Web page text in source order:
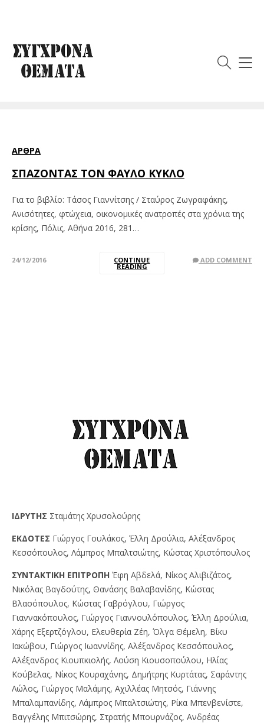
Γιαννίτσης
ΆΡΘΡΑ
ΣΠΑΖΟΝΤΑΣ ΤΟΝ ΦΑΥΛΟ ΚΥΚΛΟ
Για το βιβλίο: Τάσος Γιαννίτσης / Σταύρος Ζωγραφάκης,
Ανισότητες, φτώχεια, οικονομικές ανατροπές στα χρόνια της
κρίσης, Πόλις, Αθήνα 2016, 281…
24/12/2016 CONTINUE
READING
ADD COMMENT
IΔPYTHΣ Σταμάτης Χρυσολούρης
EKΔOTEΣ Γιώργος Γουλάκος, Έλλη Δρούλια, Αλέξανδρος
Κεσσόπουλος, Λάμπρος Μπαλτσιώτης, Κώστας Χριστόπουλος
ΣYNTAKTIKH EΠITPOΠH Έφη Αβδελά, Νίκος Αλιβιζάτος,
Νικόλας Βαγδούτης, Θανάσης Βαλαβανίδης, Κώστας
Βλασόπουλος, Κώστας Γαβρόγλου, Γιώργος
Γιαννακόπουλος, Γιώργος Γιαννουλόπουλος, Έλλη Δρούλια,
Χάρης Εξερτζόγλου, Ελευθερία Ζέη, Όλγα Θέμελη, Βίκυ
Ιακώβου, Γιώργος Ιωαννίδης, Αλέξανδρος Κεσσόπουλος,
Αλέξανδρος Κιουπκιολής, Λούση Κιουσοπούλου, Ηλίας
Κούβελας, Νίκος Κουραχάνης, Δημήτρης Κυρτάτας, Σαράντης
Λώλος, Γιώργος Μαλάμης, Αχιλλέας Μητσός, Γιάννης
Μπαλαμπανίδης, Λάμπρος Μπαλτσιώτης, Ρίκα Μπενβενίστε,
Βαγγέλης Μπιτσώρης, Στρατής Μπουρνάζος, Ανδρέας